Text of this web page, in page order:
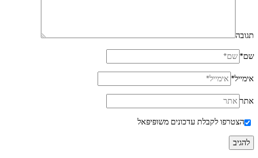
תגובה
שם*
אימייל*
אתר
הצטרפו לקבלת עדכונים משופּיפּאל